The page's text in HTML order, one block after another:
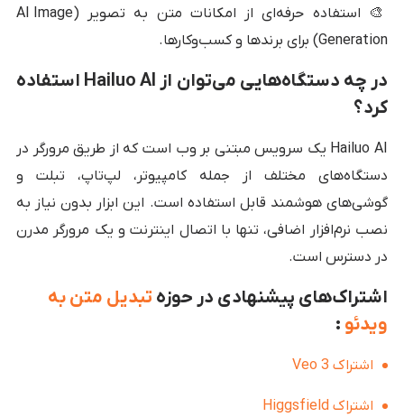
🎨 استفاده حرفه‌ای از امکانات متن به تصویر (AI Image
Generation) برای برندها و کسب‌وکارها.
در چه دستگاه‌هایی می‌توان از Hailuo AI استفاده
کرد؟
Hailuo AI یک سرویس مبتنی بر وب است که از طریق مرورگر در
دستگاه‌های مختلف از جمله کامپیوتر، لپ‌تاپ، تبلت و
گوشی‌های هوشمند قابل استفاده است. این ابزار بدون نیاز به
نصب نرم‌افزار اضافی، تنها با اتصال اینترنت و یک مرورگر مدرن
در دسترس است.
اشتراک‌های پیشنهادی در حوزه تبدیل متن به
ویدئو :
اشتراک Veo 3
اشتراک Higgsfield